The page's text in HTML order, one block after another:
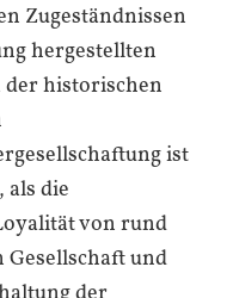
Zugeständnissen
hergestellten
der historischen
ist
als die
von rund
und